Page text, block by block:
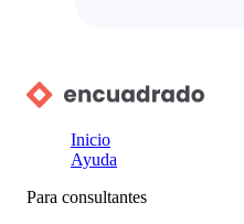
Inicio
Ayuda
Para consultantes